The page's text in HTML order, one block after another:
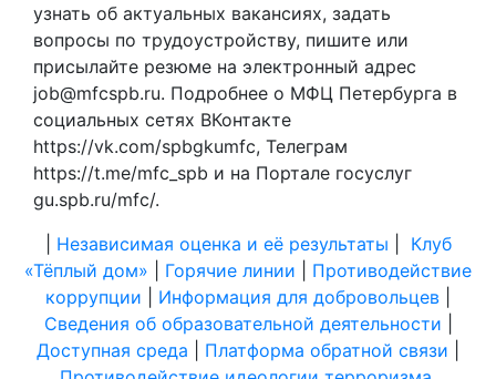
узнать об актуальных вакансиях, задать
вопросы по трудоустройству, пишите или
присылайте резюме на электронный адрес
job@mfcspb.ru. Подробнее о МФЦ Петербурга в
социальных сетях ВКонтакте
https://vk.com/spbgkumfc, Телеграм
https://t.me/mfc_spb и на Портале госуслуг
gu.spb.ru/mfc/.
Независимая оценка и её результаты
Клуб
«Тёплый дом»
Горячие линии
Противодействие
коррупции
Информация для добровольцев
Сведения об образовательной деятельности
Доступная среда
Платформа обратной связи